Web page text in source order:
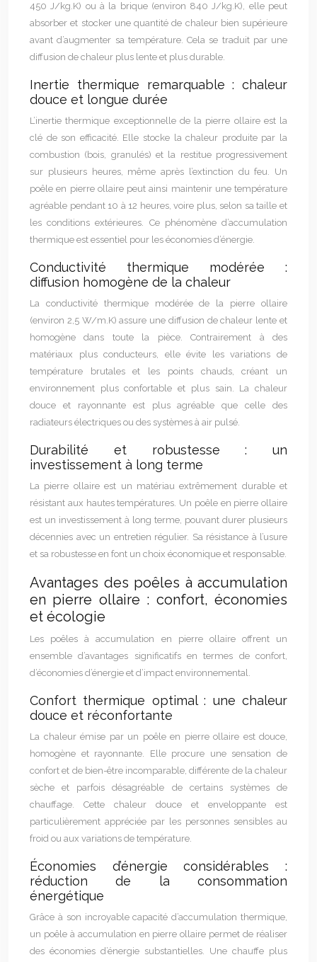
450 J/kg.K) ou à la brique (environ 840 J/kg.K), elle peut
absorber et stocker une quantité de chaleur bien supérieure
avant d’augmenter sa température. Cela se traduit par une
diffusion de chaleur plus lente et plus durable.
Inertie thermique remarquable : chaleur
douce et longue durée
L’inertie thermique exceptionnelle de la pierre ollaire est la
clé de son efficacité. Elle stocke la chaleur produite par la
combustion (bois, granulés) et la restitue progressivement
sur plusieurs heures, même après l’extinction du feu. Un
poêle en pierre ollaire peut ainsi maintenir une température
agréable pendant 10 à 12 heures, voire plus, selon sa taille et
les conditions extérieures. Ce phénomène d’accumulation
thermique est essentiel pour les économies d’énergie.
Conductivité thermique modérée :
diffusion homogène de la chaleur
La conductivité thermique modérée de la pierre ollaire
(environ 2,5 W/m.K) assure une diffusion de chaleur lente et
homogène dans toute la pièce. Contrairement à des
matériaux plus conducteurs, elle évite les variations de
température brutales et les points chauds, créant un
environnement plus confortable et plus sain. La chaleur
douce et rayonnante est plus agréable que celle des
radiateurs électriques ou des systèmes à air pulsé.
Durabilité et robustesse : un
investissement à long terme
La pierre ollaire est un matériau extrêmement durable et
résistant aux hautes températures. Un poêle en pierre ollaire
est un investissement à long terme, pouvant durer plusieurs
décennies avec un entretien régulier. Sa résistance à l’usure
et sa robustesse en font un choix économique et responsable.
Avantages des poêles à accumulation
en pierre ollaire : confort, économies
et écologie
Les poêles à accumulation en pierre ollaire offrent un
ensemble d’avantages significatifs en termes de confort,
d’économies d’énergie et d’impact environnemental.
Confort thermique optimal : une chaleur
douce et réconfortante
La chaleur émise par un poêle en pierre ollaire est douce,
homogène et rayonnante. Elle procure une sensation de
confort et de bien-être incomparable, différente de la chaleur
sèche et parfois désagréable de certains systèmes de
chauffage. Cette chaleur douce et enveloppante est
particulièrement appréciée par les personnes sensibles au
froid ou aux variations de température.
Économies d’énergie considérables :
réduction de la consommation
énergétique
Grâce à son incroyable capacité d’accumulation thermique,
un poêle à accumulation en pierre ollaire permet de réaliser
des économies d’énergie substantielles. Une chauffe plus